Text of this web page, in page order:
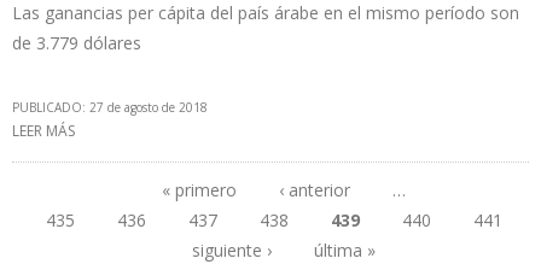
Las ganancias per cápita del país árabe en el mismo período son
de 3.779 dólares
PUBLICADO: 27 de agosto de 2018
LEER MÁS
Páginas
« primero ‹ anterior
…
435
436 437 438 439 440
441
siguiente ›
última »